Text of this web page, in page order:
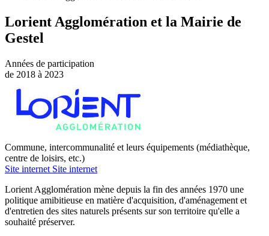
Lorient Agglomération et la Mairie de
Gestel
Années de participation
de 2018 à 2023
Commune, intercommunalité et leurs équipements (médiathèque,
centre de loisirs, etc.)
Site internet Site internet
Lorient Agglomération mène depuis la fin des années 1970 une
politique amibitieuse en matière d'acquisition, d'aménagement et
d'entretien des sites naturels présents sur son territoire qu'elle a
souhaité préserver.